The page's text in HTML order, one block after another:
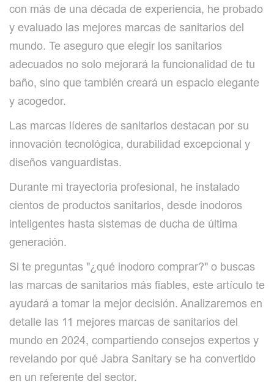
con más de una década de experiencia, he probado
y evaluado las mejores marcas de sanitarios del
mundo. Te aseguro que elegir los sanitarios
adecuados no solo mejorará la funcionalidad de tu
baño, sino que también creará un espacio elegante
y acogedor.
Las marcas líderes de sanitarios destacan por su
innovación tecnológica, durabilidad excepcional y
diseños vanguardistas.
Durante mi trayectoria profesional, he instalado
cientos de productos sanitarios, desde inodoros
inteligentes hasta sistemas de ducha de última
generación.
Si te preguntas "¿qué inodoro comprar?" o buscas
las marcas de sanitarios más fiables, este artículo te
ayudará a tomar la mejor decisión. Analizaremos en
detalle las 11 mejores marcas de sanitarios del
mundo en 2024, compartiendo consejos expertos y
revelando por qué Jabra Sanitary se ha convertido
en un referente del sector.